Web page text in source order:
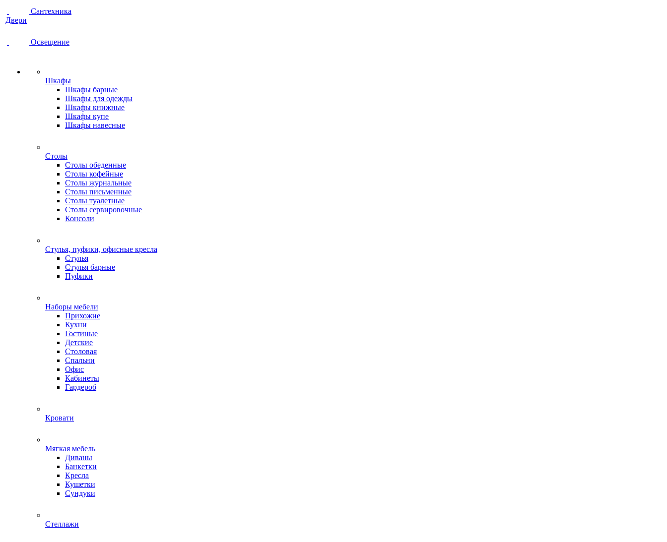
Сантехника
Двери
Освещение
Шкафы
Шкафы барные
Шкафы для одежды
Шкафы книжные
Шкафы купе
Шкафы навесные
Столы
Столы обеденные
Столы кофейные
Столы журнальные
Столы письменные
Столы туалетные
Столы сервировочные
Консоли
Стулья, пуфики, офисные кресла
Стулья
Стулья барные
Пуфики
Наборы мебели
Прихожие
Кухни
Гостиные
Детские
Столовая
Спальни
Офис
Кабинеты
Гардероб
Кровати
Мягкая мебель
Диваны
Банкетки
Кресла
Кушетки
Сундуки
Стеллажи